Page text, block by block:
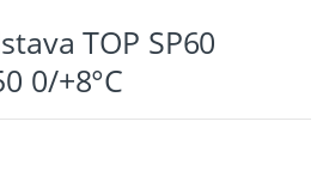
TOP SP60
0/+8°C